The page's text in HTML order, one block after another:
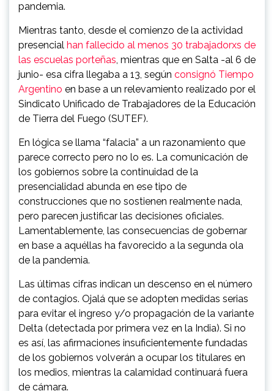
pandemia.
Mientras tanto, desde el comienzo de la actividad
presencial han fallecido al menos 30 trabajadorxs de
las escuelas porteñas, mientras que en Salta -al 6 de
junio- esa cifra llegaba a 13, según consignó Tiempo
Argentino en base a un relevamiento realizado por el
Sindicato Unificado de Trabajadores de la Educación
de Tierra del Fuego (SUTEF).
En lógica se llama “falacia” a un razonamiento que
parece correcto pero no lo es. La comunicación de
los gobiernos sobre la continuidad de la
presencialidad abunda en ese tipo de
construcciones que no sostienen realmente nada,
pero parecen justificar las decisiones oficiales.
Lamentablemente, las consecuencias de gobernar
en base a aquéllas ha favorecido a la segunda ola
de la pandemia.
Las últimas cifras indican un descenso en el número
de contagios. Ojalá que se adopten medidas serias
para evitar el ingreso y/o propagación de la variante
Delta (detectada por primera vez en la India). Si no
es así, las afirmaciones insuficientemente fundadas
de los gobiernos volverán a ocupar los titulares en
los medios, mientras la calamidad continuará fuera
de cámara.